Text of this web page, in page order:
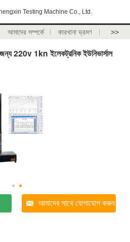
Testing Machine Co., Ltd.
আমাদের সম্পর্কে কারখানা ভ্রমণ >>
জন্য 220v 1kn ইলেকট্রনিক ইউনিভার্সাল
আমাদের সাথে যোগাযোগ করুন